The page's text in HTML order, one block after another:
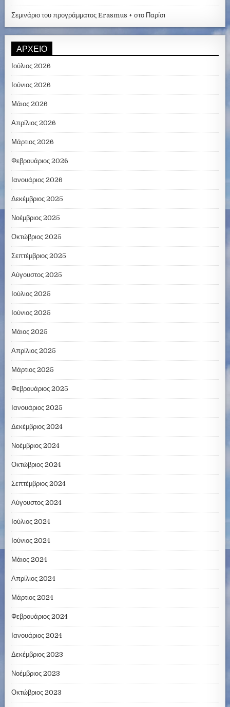
Σεμινάριο του προγράμματος Erasmus + στο Παρίσι
ΑΡΧΕΊΟ
Ιούλιος 2026
Ιούνιος 2026
Μάιος 2026
Απρίλιος 2026
Μάρτιος 2026
Φεβρουάριος 2026
Ιανουάριος 2026
Δεκέμβριος 2025
Νοέμβριος 2025
Οκτώβριος 2025
Σεπτέμβριος 2025
Αύγουστος 2025
Ιούλιος 2025
Ιούνιος 2025
Μάιος 2025
Απρίλιος 2025
Μάρτιος 2025
Φεβρουάριος 2025
Ιανουάριος 2025
Δεκέμβριος 2024
Νοέμβριος 2024
Οκτώβριος 2024
Σεπτέμβριος 2024
Αύγουστος 2024
Ιούλιος 2024
Ιούνιος 2024
Μάιος 2024
Απρίλιος 2024
Μάρτιος 2024
Φεβρουάριος 2024
Ιανουάριος 2024
Δεκέμβριος 2023
Νοέμβριος 2023
Οκτώβριος 2023